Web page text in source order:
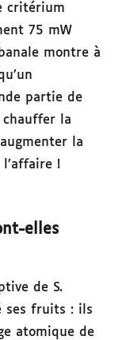
critérium
75 mW
montre à
partie de
chauffer la
la
!
elles
de S.
ses fruits : ils
atomique de